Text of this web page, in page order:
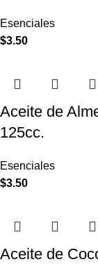
Esenciales
$3.50
Aceite de
125cc.
Esenciales
$3.50
Aceite de